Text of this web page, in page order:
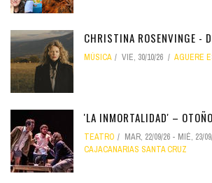
CHRISTINA ROSENVINGE -
MÚSICA VIE, 30/10/26 AGUERE
'LA INMORTALIDAD' –
TEATRO MAR, 22/09/26 - MIÉ, 23/
CAJACANARIAS SANTA CRUZ